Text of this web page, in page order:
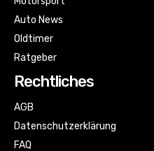
Auto News
Oldtimer
Ratgeber
Rechtliches
AGB
Datenschutzerklärung
FAQ